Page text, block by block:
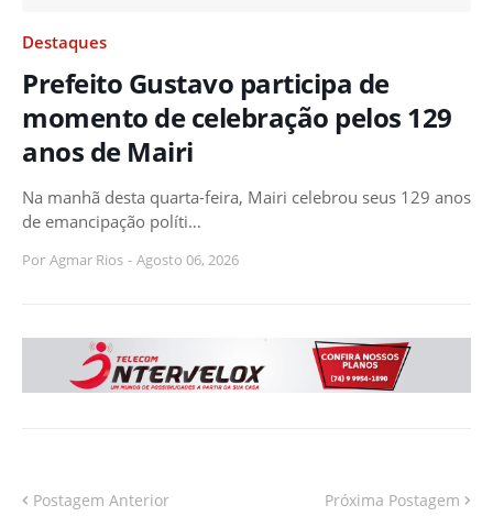
Destaques
Prefeito Gustavo participa de
momento de celebração pelos 129
anos de Mairi
Na manhã desta quarta-feira, Mairi celebrou seus 129 anos
de emancipação políti…
Por Agmar Rios - Agosto 06, 2026
Postagem Anterior Próxima Postagem